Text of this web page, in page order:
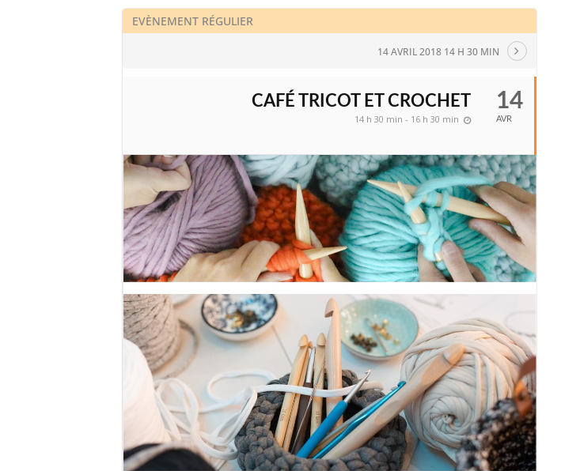
EVÈNEMENT RÉGULIER
14 AVRIL 2018 14 H 30 MIN
14
AVR
CAFÉ TRICOT ET CROCHET
14 h 30 min - 16 h 30 min